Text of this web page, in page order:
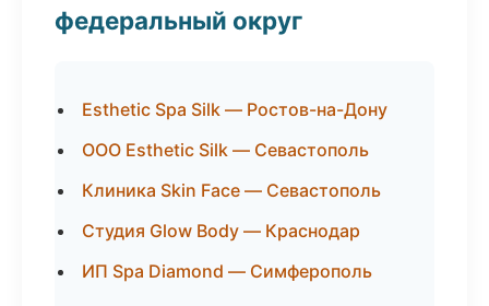
федеральный округ
Esthetic Spa Silk — Ростов-на-Дону
ООО Esthetic Silk — Севастополь
Клиника Skin Face — Севастополь
Студия Glow Body — Краснодар
ИП Spa Diamond — Симферополь